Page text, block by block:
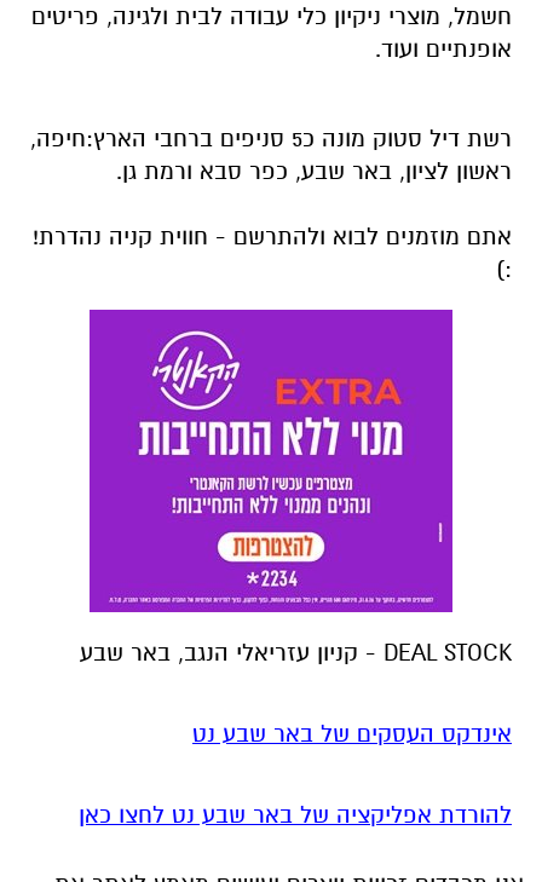
חשמל, מוצרי ניקיון כלי עבודה לבית ולגינה, פריטים
אופנתיים ועוד.
רשת דיל סטוק מונה כ5 סניפים ברחבי הארץ:חיפה,
ראשון לציון, באר שבע, כפר סבא ורמת גן.
אתם מוזמנים לבוא ולהתרשם - חווית קניה נהדרת!
:)
DEAL STOCK - קניון עזריאלי הנגב, באר שבע
אינדקס העסקים של באר שבע נט
להורדת אפליקציה של באר שבע נט לחצו כאן